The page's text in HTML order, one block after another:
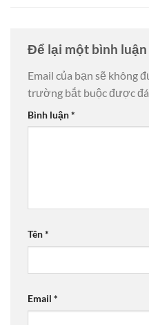
Để lại một bình luận
Email của bạn sẽ không
trường bắt buộc được
Bình luận*
Tên*
Email *